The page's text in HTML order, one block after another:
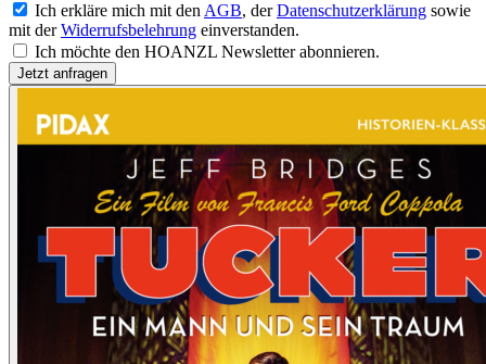
Ich erkläre mich mit den AGB, derDatenschutzerklärung sowie
mit derWiderrufsbelehrung einverstanden.
Ich möchte den HOANZL Newsletter abonnieren.